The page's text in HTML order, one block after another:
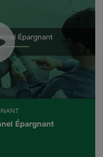
Épargnant